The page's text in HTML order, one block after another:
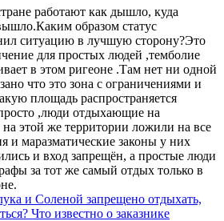
работают как дышло, куда
образом статус
ситуацию в лучшую сторону?Это
для простых людей ,темболие
в этом ригеоне .Там нет ни одной
что это зона с ограничениями и
площадь распространяется
,люди отдыхающие на
на этой же территории ложили на все
и маразматические законы у них
и вход запрещён, а простые люди
за тот же самый отдых только в
и Соленой запрещено отдыхать,
Что известно о заказнике